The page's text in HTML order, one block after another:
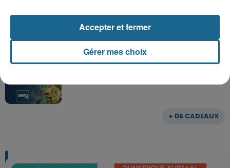
+ DE CADEAUX
Gagnez vos entrées pour Plopsaland
Gérer mes choix
Accepter et fermer